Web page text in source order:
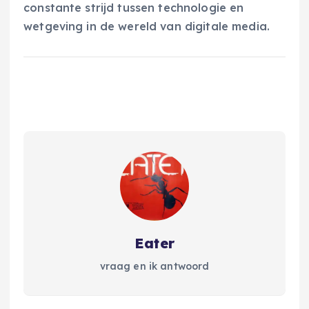
constante strijd tussen technologie en
wetgeving in de wereld van digitale media.
Eater
vraag en ik antwoord